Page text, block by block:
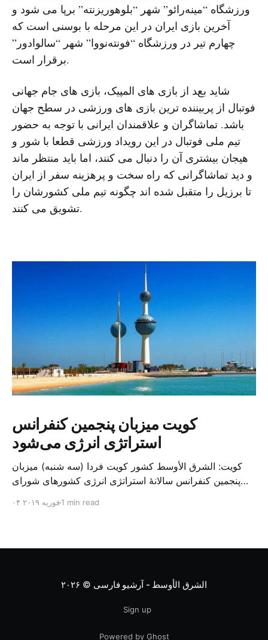
ورزشگاه “مینه‌رائو” شهر “بلوهوریزنته” برپا می شود و
آخرین بازی ایران در این مرحله با بوسنی است که
چهارم تیر در ورزشگاه “فونته‌نووا” شهر “سالوادور”
برقرار است.
شاید بعد از بازی های المپیک، بازی های جام جهانی
فوتبال از پربیننده ترین بازی های ورزشی در سطح جهان
باشد. تماشاگران و علاقمندان ایرانی با توجه به حضور
تیم ملی فوتبال در این رویداد ورزشی قطعا با شور و
هیجان بیشتری آن را دنبال می کنند، اما باید منتظر ماند
و دید تماشاگرانی که راه سخت و پرهزینه سفر از ایران
تا برزیل را متقبل شده اند چگونه تیم ملی کشورشان را
تشویق می کنند.
کویت میزبان پنجمین کنفرانس
استراتژی انرژی می‌شود
کویت: الشرق الأوسط کشور کویت فردا (سه شنبه) میزبان
پنجمین کنفرانس سالانهٔ استراتژی انرژی کشورهای شورای
متخصص از شرکت‌های جهانی نفت و گاز در این کنفرانس
۰۴ فوریه ۲۰۱۹1 min read
الشرق الأوسط - آرشیو فارسی © ۲۰۲۶
Sign up
Powered by Ghost